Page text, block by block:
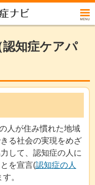
認知症ケアパ
人が住み慣れた地域
る社会の実現をめざ
して、認知症の人に
を宣言(認知症の人
。